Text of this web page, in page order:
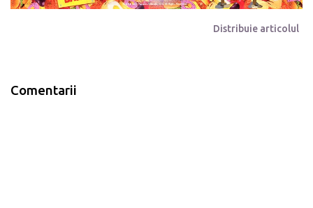
Distribuie articolul
Comentarii